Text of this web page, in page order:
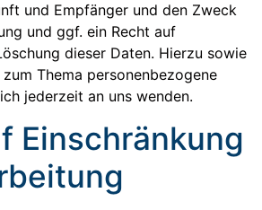
und Empfänger und den Zweck
und ggf. ein Recht auf
dieser Daten. Hierzu sowie
Thema personenbezogene
jederzeit an uns wenden.
Einschränkung